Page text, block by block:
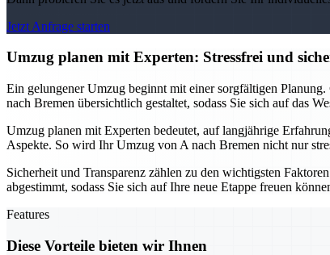
Jetzt Anfrage starten
Umzug planen mit Experten: Stressfrei und
Ein gelungener Umzug beginnt mit einer sorgfältigen
nach Bremen übersichtlich gestaltet, sodass Sie sich auf das
Umzug planen mit Experten bedeutet, auf langjährige
Aspekte. So wird Ihr Umzug von A nach Bremen nicht nur
Sicherheit und Transparenz zählen zu den wichtigsten
abgestimmt, sodass Sie sich auf Ihre neue Etappe freuen
Features
Diese Vorteile bieten wir Ihnen